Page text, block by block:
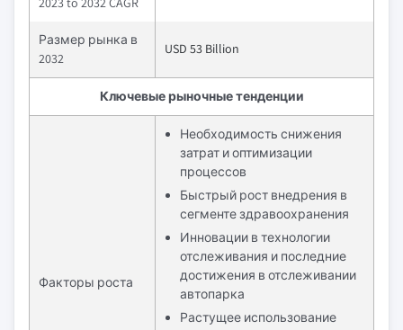
Размер рынка в
2032
USD 53 Billion
Ключевые рыночные тенденции
Факторы роста
Необходимость снижения
затрат и оптимизации
процессов
Быстрый рост внедрения в
сегменте здравоохранения
Инновации в технологии
отслеживания и последние
достижения в отслеживании
автопарка
Растущее использование